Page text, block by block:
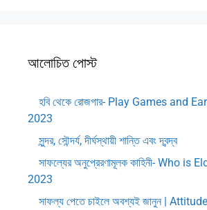
আলোচিত পোস্ট
হবি থেকে রোজগার- Play Games and
2023
সুন্দর, সৌন্দর্য, দীর্ঘস্থায়ী শান্তি এবং দ্বন্দ্ব
সাফল্যের অনুপ্রেরণামূলক কাহিনী- Who is
2023
সাফল্য পেতে চাইলে অবশ্যই জানুন |